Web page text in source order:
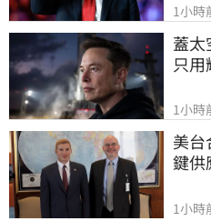
1小時
蓋太
只用
1小時
美台
鍵供
1小時